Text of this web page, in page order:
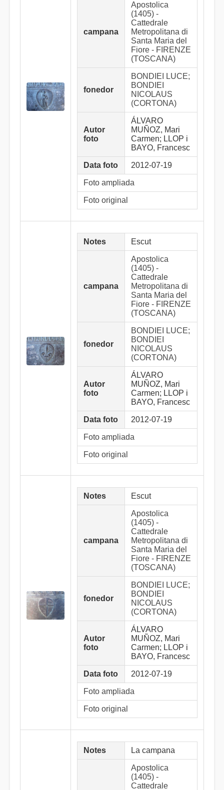
campana
Apostolica
(1405) -
Cattedrale
Metropolitana di
Santa Maria del
Fiore - FIRENZE
(TOSCANA)
fonedor
BONDIEI LUCE;
BONDIEI
NICOLAUS
(CORTONA)
Autor
foto
ÁLVARO
MUÑOZ, Mari
Carmen; LLOP i
BAYO, Francesc
Data foto 2012-07-19
Foto ampliada
Foto original
Notes Escut
campana
Apostolica
(1405) -
Cattedrale
Metropolitana di
Santa Maria del
Fiore - FIRENZE
(TOSCANA)
fonedor
BONDIEI LUCE;
BONDIEI
NICOLAUS
(CORTONA)
Autor
foto
ÁLVARO
MUÑOZ, Mari
Carmen; LLOP i
BAYO, Francesc
Data foto 2012-07-19
Foto ampliada
Foto original
Notes Escut
campana
Apostolica
(1405) -
Cattedrale
Metropolitana di
Santa Maria del
Fiore - FIRENZE
(TOSCANA)
fonedor
BONDIEI LUCE;
BONDIEI
NICOLAUS
(CORTONA)
Autor
foto
ÁLVARO
MUÑOZ, Mari
Carmen; LLOP i
BAYO, Francesc
Data foto 2012-07-19
Foto ampliada
Foto original
Notes La campana
Apostolica
(1405) -
Cattedrale